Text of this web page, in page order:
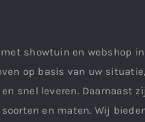
showtuin en webshop
op basis van uw
snel leveren. Daarnaast
en maten. Wij